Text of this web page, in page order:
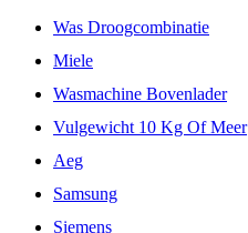
Was Droogcombinatie
Miele
Wasmachine Bovenlader
Vulgewicht 10 Kg Of Meer
Aeg
Samsung
Siemens